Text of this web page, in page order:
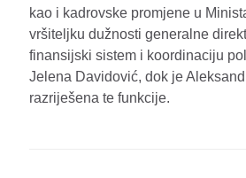
kao i kadrovske promjene u
vršiteljku dužnosti generalne
finansijski sistem i koordinaciju
Jelena Davidović, dok je
razriješena te funkcije.